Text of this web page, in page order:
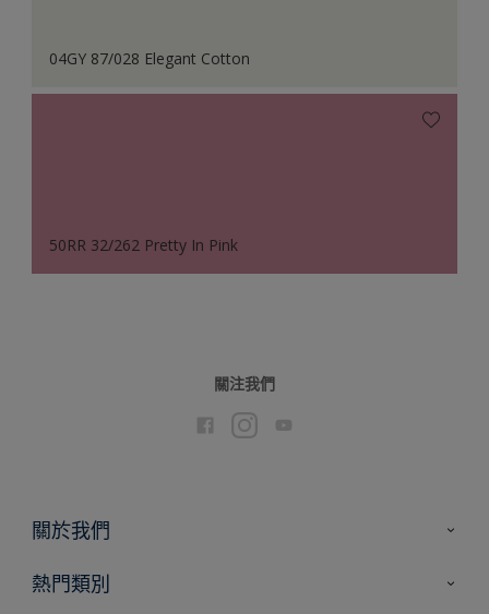
04GY 87/028 Elegant Cotton
50RR 32/262 Pretty In Pink
關注我們
關於我們
聯絡我們
熱門類別